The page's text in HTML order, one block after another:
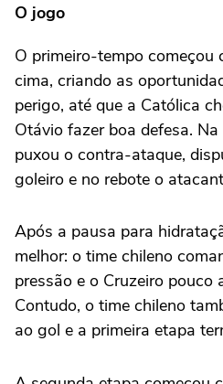
O jogo
O primeiro-tempo começou
cima, criando as
perigo, até que a Católica
Otávio fazer boa defesa.
puxou o contra-ataque,
goleiro e no rebote o
Após a pausa para
melhor: o time chileno
pressão e o Cruzeiro pouco
Contudo, o time chileno
ao gol e a primeira etapa